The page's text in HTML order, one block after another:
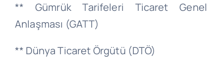
** Gümrük Tarifeleri Ticaret Genel
Anlaşması (GATT)
** Dünya Ticaret Örgütü (DTÖ)